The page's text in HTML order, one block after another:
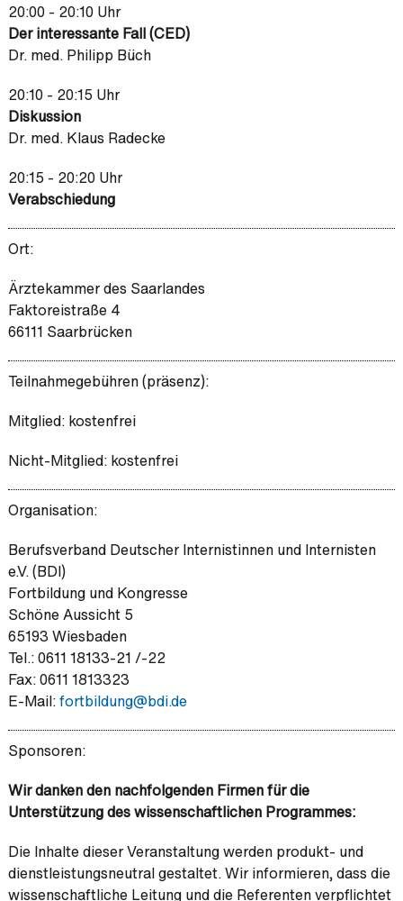
20:00 - 20:10 Uhr
Der interessante Fall (CED)
Dr. med. Philipp Büch
20:10 - 20:15 Uhr
Diskussion
Dr. med. Klaus Radecke
20:15 - 20:20 Uhr
Verabschiedung
Ort:
Ärztekammer des Saarlandes
Faktoreistraße 4
66111 Saarbrücken
Teilnahmegebühren (präsenz):
Mitglied: kostenfrei
Nicht-Mitglied: kostenfrei
Organisation:
Berufsverband Deutscher Internistinnen und Internisten
e.V. (BDI)
Fortbildung und Kongresse
Schöne Aussicht 5
65193 Wiesbaden
Tel.: 0611 18133-21 /-22
Fax: 0611 1813323
E-Mail:fortbildung@bdi.de
Sponsoren:
Wir danken den nachfolgenden Firmen für die
Unterstützung des wissenschaftlichen Programmes:
Die Inhalte dieser Veranstaltung werden produkt- und
dienstleistungsneutral gestaltet. Wir informieren, dass die
wissenschaftliche Leitung und die Referenten verpflichtet